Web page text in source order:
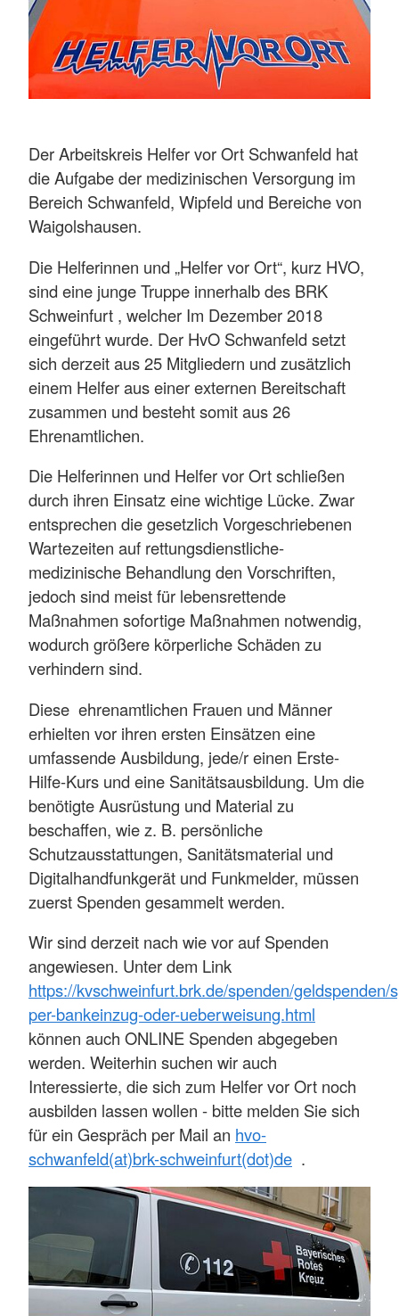
Der Arbeitskreis Helfer vor Ort Schwanfeld hat
die Aufgabe der medizinischen Versorgung im
Bereich Schwanfeld, Wipfeld und Bereiche von
Waigolshausen.
Die Helferinnen und „Helfer vor Ort“, kurz HVO,
sind eine junge Truppe innerhalb des BRK
Schweinfurt , welcher Im Dezember 2018
eingeführt wurde. Der HvO Schwanfeld setzt
sich derzeit aus 25 Mitgliedern und zusätzlich
einem Helfer aus einer externen Bereitschaft
zusammen und besteht somit aus 26
Ehrenamtlichen.
Die Helferinnen und Helfer vor Ort schließen
durch ihren Einsatz eine wichtige Lücke. Zwar
entsprechen die gesetzlich Vorgeschriebenen
Wartezeiten auf rettungsdienstliche-
medizinische Behandlung den Vorschriften,
jedoch sind meist für lebensrettende
Maßnahmen sofortige Maßnahmen notwendig,
wodurch größere körperliche Schäden zu
verhindern sind.
Diese ehrenamtlichen Frauen und Männer
erhielten vor ihren ersten Einsätzen eine
umfassende Ausbildung, jede/r einen Erste-
Hilfe-Kurs und eine Sanitätsausbildung. Um die
benötigte Ausrüstung und Material zu
beschaffen, wie z. B. persönliche
Schutzausstattungen, Sanitätsmaterial und
Digitalhandfunkgerät und Funkmelder, müssen
zuerst Spenden gesammelt werden.
Wir sind derzeit nach wie vor auf Spenden
angewiesen. Unter dem Link
https://kvschweinfurt.brk.de/spenden/geldspenden/
per-bankeinzug-oder-ueberweisung.html
können auch ONLINE Spenden abgegeben
werden. Weiterhin suchen wir auch
Interessierte, die sich zum Helfer vor Ort noch
ausbilden lassen wollen - bitte melden Sie sich
für ein Gespräch per Mail an hvo-
schwanfeld(at)brk-schweinfurt(dot)de .